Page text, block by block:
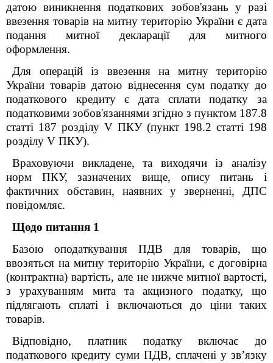
датою виникнення податкових зобов'язань у разі
ввезення товарів на митну територію України є дата
подання митної декларації для митного
оформлення.
Для операцій із ввезення на митну територію
України товарів датою віднесення сум податку до
податкового кредиту є дата сплати податку за
податковими зобов'язаннями згідно з пунктом 187.8
статті 187 розділу V ПКУ (пункт 198.2 статті 198
розділу V ПКУ).
Враховуючи викладене, та виходячи із аналізу
норм ПКУ, зазначених вище, опису питань і
фактичних обставин, наявних у зверненні, ДПС
повідомляє.
Щодо питання 1
Базою оподаткування ПДВ для товарів, що
ввозяться на митну територію України, є договірна
(контрактна) вартість, але не нижче митної вартості,
з урахуванням мита та акцизного податку, що
підлягають сплаті і включаються до ціни таких
товарів.
Відповідно, платник податку включає до
податкового кредиту суми ПДВ, сплачені у зв’язку